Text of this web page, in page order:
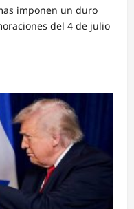
imponen un duro
del 4 de julio